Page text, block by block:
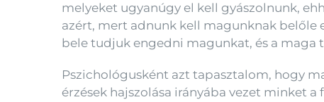
melyeket ugyanúgy el kell gyászolnunk,
azért, mert adnunk kell magunknak belőle
bele tudjuk engedni magunkat, és a maga
Pszichológusként azt tapasztalom, hogy
érzések hajszolása irányába vezet minket